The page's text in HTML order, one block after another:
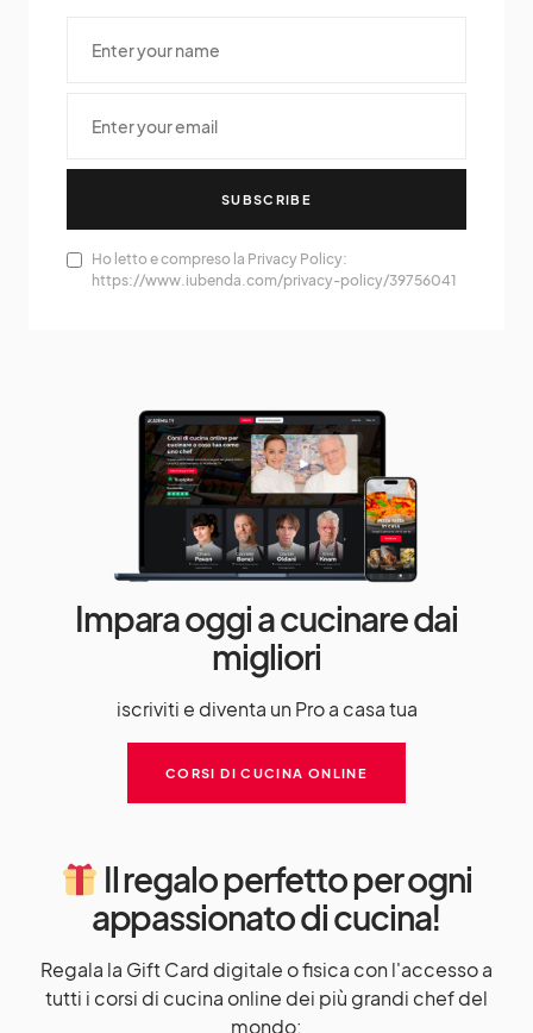
SUBSCRIBE
Ho letto e compreso la Privacy Policy:
https://www.iubenda.com/privacy-policy/39756041
Impara oggi a cucinare dai
migliori
iscriviti e diventa un Pro a casa tua
CORSI DI CUCINA ONLINE
Il regalo perfetto per ogni
appassionato di cucina!
Regala la Gift Card digitale o fisica con l'accesso a
tutti i corsi di cucina online dei più grandi chef del
mondo: